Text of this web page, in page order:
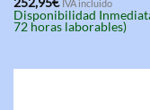
con4.33
de 5
IVA incluido
Disponibilidad
72 horas laborables)